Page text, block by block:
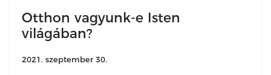
Otthon vagyunk-e Isten
világában?
2021. szeptember 30.